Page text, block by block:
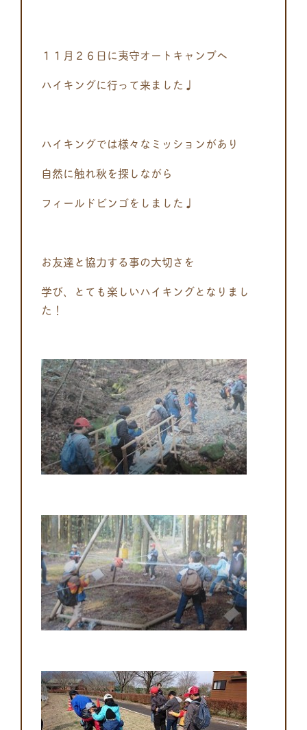
１１月２６日に夷守オートキャンプへ
ハイキングに行って来ました♩
ハイキングでは様々なミッションがあり
自然に触れ秋を探しながら
フィールドビンゴをしました♩
お友達と協力する事の大切さを
学び、とても楽しいハイキングとなりまし
た！